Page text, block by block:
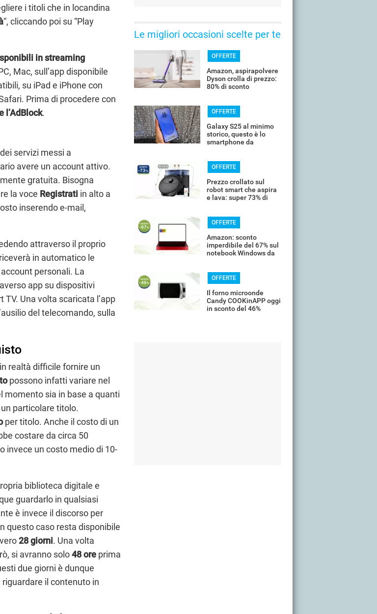
i titoli che in locandina
“, cliccando poi su “Play
in streaming
Mac, sull’app disponibile
su iPad e iPhone con
Prima di procedere con
l’AdBlock.
servizi messi a
avere un account attivo.
gratuita. Bisogna
la voce Registrati in alto a
inserendo e-mail,
attraverso il proprio
in automatico le
personali. La
app su dispositivi
Una volta scaricata l’app
del telecomando, sulla
realtà difficile fornire un
possono infatti variare nel
momento sia in base a quanti
particolare titolo.
per titolo. Anche il costo di un
costare da circa 50
invece un costo medio di 10-
biblioteca digitale e
guardarlo in qualsiasi
è invece il discorso per
questo caso resta disponibile
28 giorni. Una volta
si avranno solo48 ore prima
due giorni è dunque
il contenuto in
Le migliori occasioni scelte per te
OFFERTE
Amazon, aspirapolvere
Dyson crolla di prezzo:
80% di sconto
OFFERTE
Galaxy S25 al minimo
storico, questo è lo
smartphone da
OFFERTE
Prezzo crollato sul
robot smart che aspira
e lava: super 73% di
OFFERTE
Amazon: sconto
imperdibile del 67% sul
notebook Windows da
OFFERTE
Il forno microonde
Candy COOKinAPP oggi
in sconto del 46%